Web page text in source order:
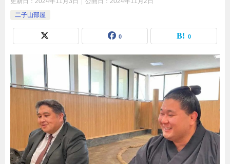
二子山部屋
0 0